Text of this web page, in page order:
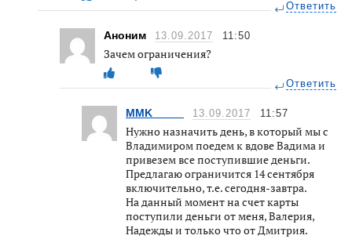
Ответить
Аноним 13.09.2017 11:50
Зачем ограничения?
Ответить
MMK_____ 13.09.2017 11:57
Нужно назначить день, в который мы с
Владимиром поедем к вдове Вадима и
привезем все поступившие деньги.
Предлагаю ограничится 14 сентября
включительно, т.е. сегодня-завтра.
На данный момент на счет карты
поступили деньги от меня, Валерия,
Надежды и только что от Дмитрия.